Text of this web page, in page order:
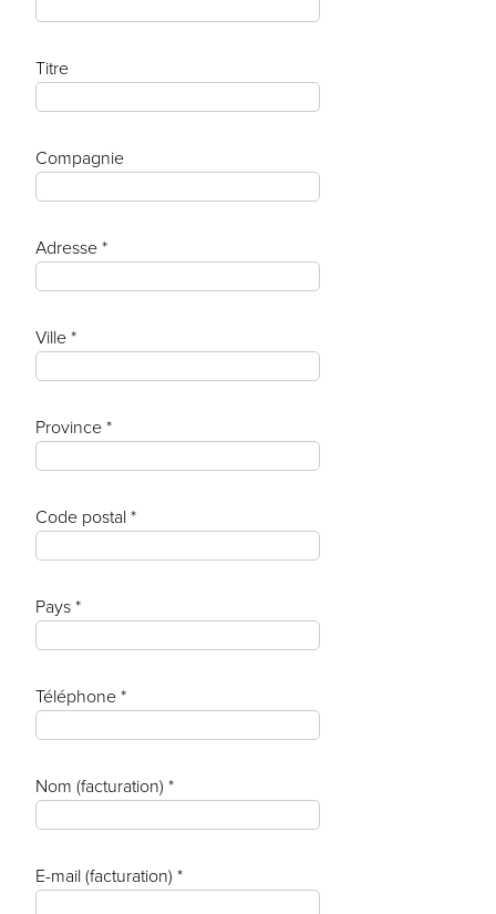
Titre
Compagnie
Adresse *
Ville *
Province *
Code postal *
Pays *
Téléphone *
Nom (facturation) *
E-mail (facturation) *